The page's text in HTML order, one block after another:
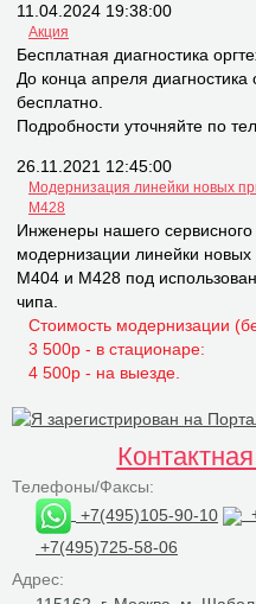
11.04.2024 19:38:00
Акция
Бесплатная диагностика
До конца апреля
бесплатно.
Подробности уточняйте по
26.11.2021 12:45:00
Модернизация линейки новых
M428
Инженеры нашего
модернизации линейки
M404 и M428 под
чипа.
Стоимость модернизации
3 500р - в стационаре:
4 500р - на выезде.
Телефоны/Факсы:
+7(495)105-90-10
+7(495)725-58-06
Адрес: